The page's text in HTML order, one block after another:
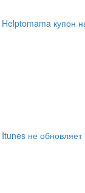
Helptomama купон
Itunes не